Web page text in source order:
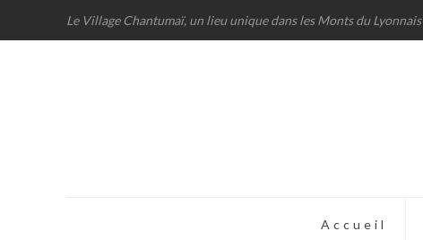
Le Village Chantumaï, un lieu unique dans les Monts du Lyonnais
Accueil